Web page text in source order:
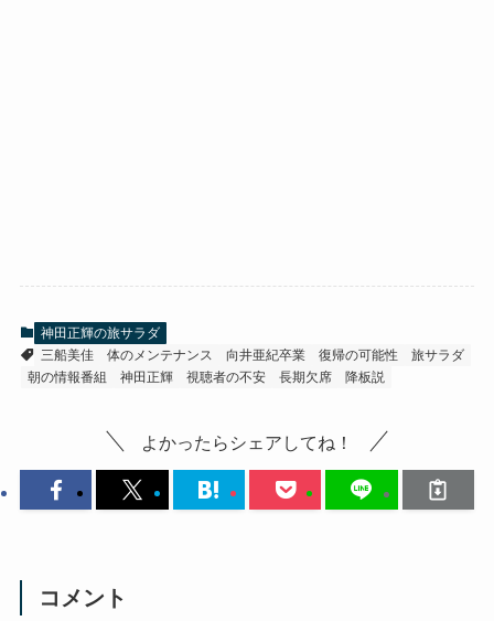
神田正輝の旅サラダ
三船美佳
体のメンテナンス 向井亜紀卒業 復帰の可能性
旅サラダ
朝の情報番組
神田正輝 視聴者の不安 長期欠席 降板説
よかったらシェアしてね！
コメント